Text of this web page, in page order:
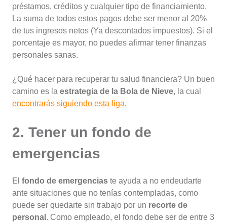
préstamos, créditos y cualquier tipo de financiamiento.
La suma de todos estos pagos debe ser menor al 20%
de tus ingresos netos (Ya descontados impuestos). Si el
porcentaje es mayor, no puedes afirmar tener finanzas
personales sanas.
¿Qué hacer para recuperar tu salud financiera? Un buen
camino es la estrategia de la Bola de Nieve, la cual
encontrarás siguiendo esta liga.
2. Tener un fondo de
emergencias
El fondo de emergencias te ayuda a no endeudarte
ante situaciones que no tenías contempladas, como
puede ser quedarte sin trabajo por un recorte de
personal . Como empleado, el fondo debe ser de entre 3